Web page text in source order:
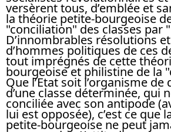
versèrent tous, d’emblée et
la théorie petite-bourgeoise
"conciliation" des classes par
D’innombrables résolutions
d’hommes politiques de ces
tout imprégnés de cette
bourgeoise et philistine de la
Que l’Etat soit l’organisme
d’une classe déterminée, qui
conciliée avec son antipode
lui est opposée), c’est ce que
petite-bourgeoise ne peut